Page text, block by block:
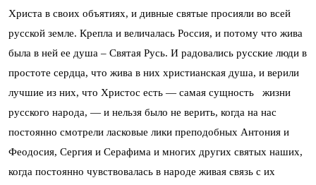
Христа в своих объятиях, и дивные святые просияли во всей
русской земле. Крепла и величалась Россия, и потому что жива
была в ней ее душа – Святая Русь. И радовались русские люди в
простоте сердца, что жива в них христианская душа, и верили
лучшие из них, что Христос есть — самая сущность жизни
русского народа, — и нельзя было не верить, когда на нас
постоянно смотрели ласковые лики преподобных Антония и
Феодосия, Сергия и Серафима и многих других святых наших,
когда постоянно чувствовалась в народе живая связь с их